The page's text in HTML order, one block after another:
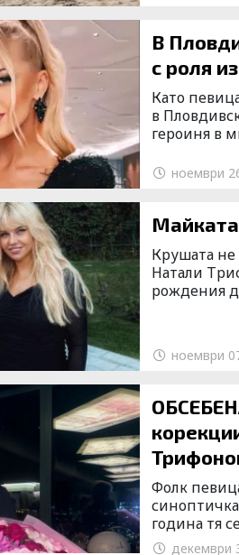
В
с роля
Като
в
героиня в
ноември
Майката
Крушата не
Натали
рождения
ноември
ОБСЕБЕНА: Емануела си
Фолк
година тя
декември